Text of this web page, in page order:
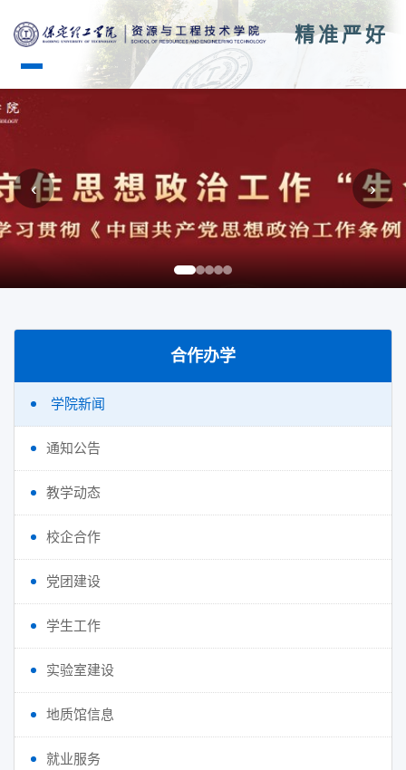
精准严好
‹ ›
合作办学
学院新闻
通知公告
教学动态
校企合作
党团建设
学生工作
实验室建设
地质馆信息
就业服务